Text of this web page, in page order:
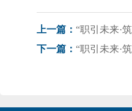
上一篇： “职引未来·
下一篇： “职引未来·